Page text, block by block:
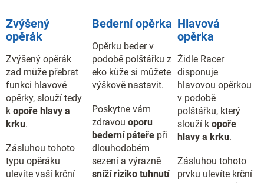
Zvýšený
opěrák
Zvýšený opěrák
zad může přebrat
funkci hlavové
opěrky, slouží tedy
k opoře hlavy a
krku.
Zásluhou tohoto
typu opěráku
ulevíte vaší krční
Bederní opěrka
Opěrku beder v
podobě polštářku z
eko kůže si můžete
výškově nastavit.
Poskytne vám
zdravou oporu
bederní páteřepři
dlouhodobém
sezení a výrazně
sníží riziko tuhnutí
Hlavová
opěrka
Židle Racer
disponuje
hlavovou opěrkou
v podobě
polštářku, který
slouží kopoře
hlavy a krku.
Zásluhou tohoto
prvku ulevíte krční